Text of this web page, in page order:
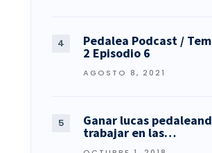
Pedalea Podcast /
2 Episodio 6
AGOSTO 8, 2021
Ganar lucas
trabajar en las…